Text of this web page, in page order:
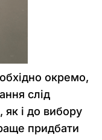
окремо,
слід
як і до вибору
придбати